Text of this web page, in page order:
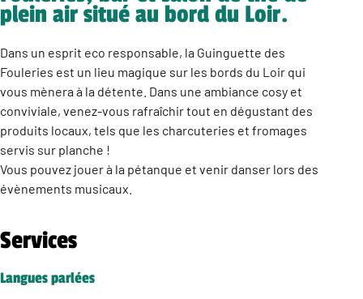
plein air situé au bord du Loir.
Dans un esprit eco responsable, la Guinguette des
Fouleries est un lieu magique sur les bords du Loir qui
vous mènera à la détente. Dans une ambiance cosy et
conviviale, venez-vous rafraîchir tout en dégustant des
produits locaux, tels que les charcuteries et fromages
servis sur planche !
Vous pouvez jouer à la pétanque et venir danser lors des
évènements musicaux.
Services
Langues parlées